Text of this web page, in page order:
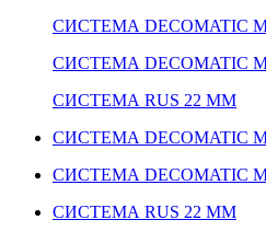
СИСТЕМА DECOMATIC
СИСТЕМА DECOMATIC
СИСТЕМА RUS 22 ММ
СИСТЕМА DECOMATIC
СИСТЕМА DECOMATIC
СИСТЕМА RUS 22 ММ